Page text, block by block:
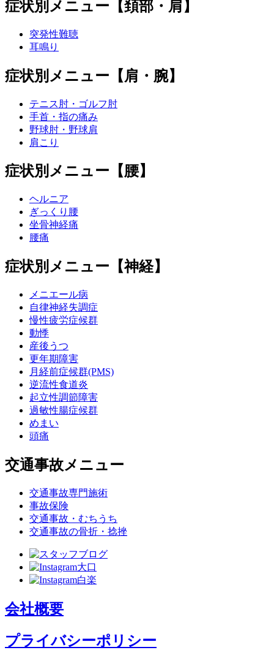
症状別メニュー【頚部・肩】
突発性難聴
耳鳴り
症状別メニュー【肩・腕】
テニス肘・ゴルフ肘
手首・指の痛み
野球肘・野球肩
肩こり
症状別メニュー【腰】
ヘルニア
ぎっくり腰
坐骨神経痛
腰痛
症状別メニュー【神経】
メニエール病
自律神経失調症
慢性疲労症候群
動悸
産後うつ
更年期障害
月経前症候群(PMS)
逆流性食道炎
起立性調節障害
過敏性腸症候群
めまい
頭痛
交通事故メニュー
交通事故専門施術
事故保険
交通事故・むちうち
交通事故の骨折・捻挫
会社概要
プライバシーポリシー